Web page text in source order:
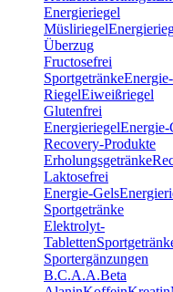
Energieriegel
Müsliriegel
Überzug
Fructosefrei
Sportgetränke
RiegelEiweißriegel
Glutenfrei
EnergieriegelEnergie-
Recovery-Produkte
Erholungsgetränke
Laktosefrei
Energie-Gels
Sportgetränke
Elektrolyt-
Tabletten
Sportergänzungen
B.C.A.A.Beta